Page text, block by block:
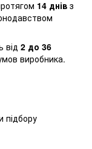
14 днів з
від 2 до 36
виробника.
підбору